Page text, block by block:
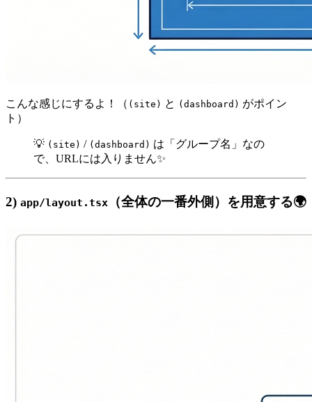
こんな感じにするよ！（ (site) と (dashboard) がポイン
ト）
💡 (site) / (dashboard) は「グループ名」なの
で、URLには入りません✨
2) app/layout.tsx （全体の一番外側）を用意する🌍